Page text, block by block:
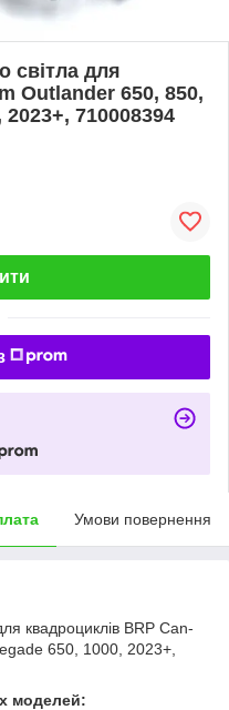
світла для
Outlander 650, 850,
710008394
Умови повернення
квадроциклів BRP Can-
650, 1000, 2023+,
моделей: